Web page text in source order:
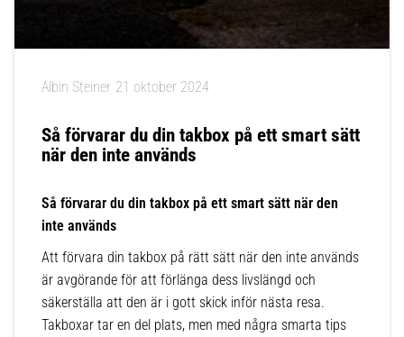
Albin Steiner 21 oktober 2024
Så förvarar du din takbox på ett smart sätt
när den inte används
Så förvarar du din takbox på ett smart sätt när den
inte används
Att förvara din takbox på rätt sätt när den inte används
är avgörande för att förlänga dess livslängd och
säkerställa att den är i gott skick inför nästa resa.
Takboxar tar en del plats, men med några smarta tips